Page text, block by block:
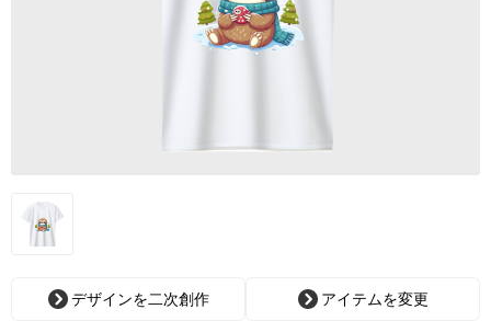
デザインを二次創作 アイテムを変更